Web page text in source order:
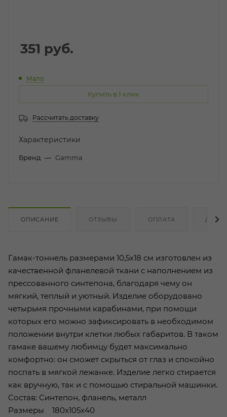
351 руб.
Мало
Купить в 1 клик
Рассчитать доставку
Характеристики
Бренд — Gamma
ОПИСАНИЕ ОТЗЫВЫ ОПЛАТА
Гамак-тоннель размерами 10,5х18 см изготовлен из
качественной фланелевой ткани с наполнением из
прессованного синтепона, благодаря чему он
мягкий, теплый и уютный. Изделие оборудовано
четырьмя прочными карабинами, при помощи
которых его можно зафиксировать в необходимом
положении внутри клетки любых габаритов. В таком
гамаке вашему любимцу будет максимально
комфортно: он сможет скрыться от глаз и спокойно
поспать в мягкой лежанке. Изделие легко стирается
как вручную, так и с помощью стиральной машинки.
Состав: Синтепон, фланель, металл
Размеры 180x105x40